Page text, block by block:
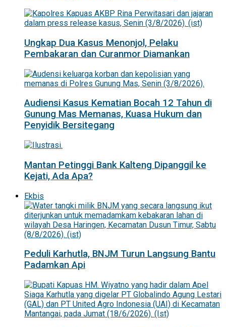
Ungkap Dua Kasus Menonjol, Pelaku
Pembakaran dan Curanmor Diamankan
Audiensi Kasus Kematian Bocah 12 Tahun di
Gunung Mas Memanas, Kuasa Hukum dan
Penyidik Bersitegang
Mantan Petinggi Bank Kalteng Dipanggil ke
Kejati, Ada Apa?
Ekbis
Peduli Karhutla, BNJM Turun Langsung Bantu
Padamkan Api